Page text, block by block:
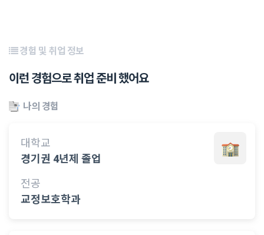
경험 및 취업 정보
이런 경험으로 취업 준비 했어요
나의 경험
대학교
경기권 4년제 졸업
전공
교정보호학과